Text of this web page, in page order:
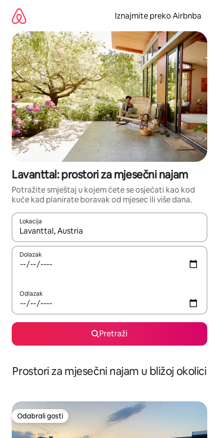
sadržaj
Iznajmite preko Airbnba
Lavanttal: prostori za mjesečni najam
Potražite smještaj u kojem ćete se osjećati kao kod
kuće kad planirate boravak od mjesec ili više dana.
Lokacija
Kada budu dostupni rezultati, moći ćete ih pregledati
Dolazak
Odlazak
Pretraži
Prostori za mjesečni najam u bližoj okolici
Odabrali gosti
Odabrali gosti